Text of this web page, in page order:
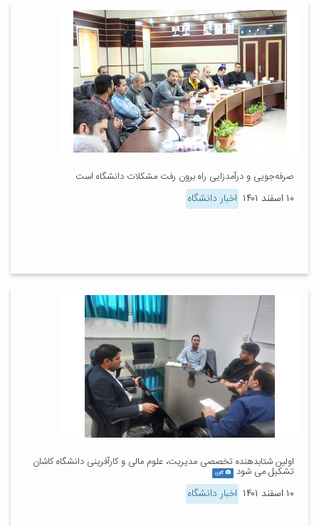
صرفه‌جویی و درآمدزایی راه برون رفت مشکلات دانشگاه است
۱۰ اسفند ۱۴۰۱ اخبار دانشگاه
اولین شتابدهنده تخصصی مدیریت، علوم مالی و کارآفرینی دانشگاه کاشان
تشکیل می شود گالری
۱۰ اسفند ۱۴۰۱ اخبار دانشگاه